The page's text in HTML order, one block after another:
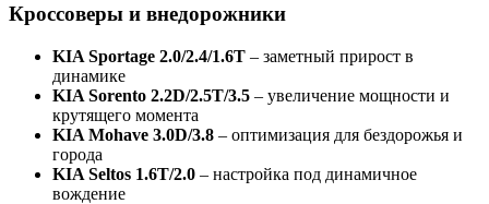
Кроссоверы и внедорожники
KIA Sportage 2.0/2.4/1.6T – заметный прирост в
динамике
KIA Sorento 2.2D/2.5T/3.5 – увеличение мощности и
крутящего момента
KIA Mohave 3.0D/3.8 – оптимизация для бездорожья и
города
KIA Seltos 1.6T/2.0 – настройка под динамичное
вождение